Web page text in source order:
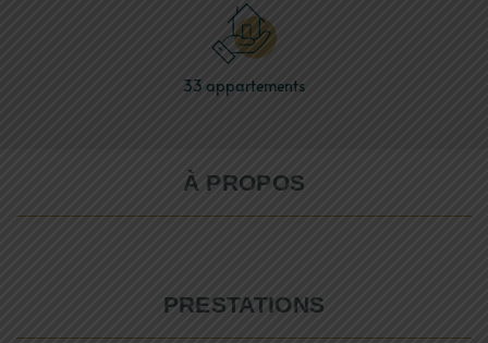
33 appartements
À PROPOS
PRESTATIONS